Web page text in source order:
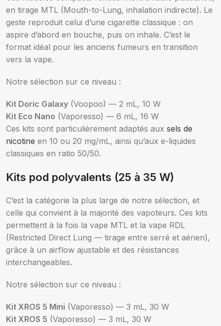
en tirage MTL (Mouth-to-Lung, inhalation indirecte). Le
geste reproduit celui d’une cigarette classique : on
aspire d’abord en bouche, puis on inhale. C’est le
format idéal pour les anciens fumeurs en transition
vers la vape.
Notre sélection sur ce niveau :
Kit Doric Galaxy (Voopoo) — 2 mL, 10 W
Kit Eco Nano (Vaporesso) — 6 mL, 16 W
Ces kits sont particulièrement adaptés aux sels de
nicotine en 10 ou 20 mg/mL, ainsi qu’aux e-liquides
classiques en ratio 50/50.
Kits pod polyvalents (25 à 35 W)
C’est la catégorie la plus large de notre sélection, et
celle qui convient à la majorité des vapoteurs. Ces kits
permettent à la fois la vape MTL et la vape RDL
(Restricted Direct Lung — tirage entre serré et aérien),
grâce à un airflow ajustable et des résistances
interchangeables.
Notre sélection sur ce niveau :
Kit XROS 5 Mini (Vaporesso) — 3 mL, 30 W
Kit XROS 5 (Vaporesso) — 3 mL, 30 W